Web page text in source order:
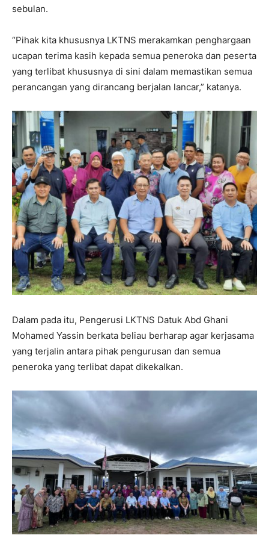
sebulan.
“Pihak kita khususnya LKTNS merakamkan penghargaan
ucapan terima kasih kepada semua peneroka dan peserta
yang terlibat khususnya di sini dalam memastikan semua
perancangan yang dirancang berjalan lancar,” katanya.
Dalam pada itu, Pengerusi LKTNS Datuk Abd Ghani
Mohamed Yassin berkata beliau berharap agar kerjasama
yang terjalin antara pihak pengurusan dan semua
peneroka yang terlibat dapat dikekalkan.